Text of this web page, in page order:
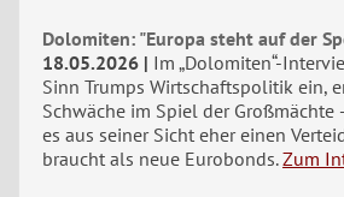
Dolomiten: "Europa steht auf der
18.05.2026
Im „Dolomiten“-
Sinn Trumps Wirtschaftspolitik ein,
Schwäche im Spiel der Großmächte
es aus seiner Sicht eher einen
braucht als neue Eurobonds. Zum